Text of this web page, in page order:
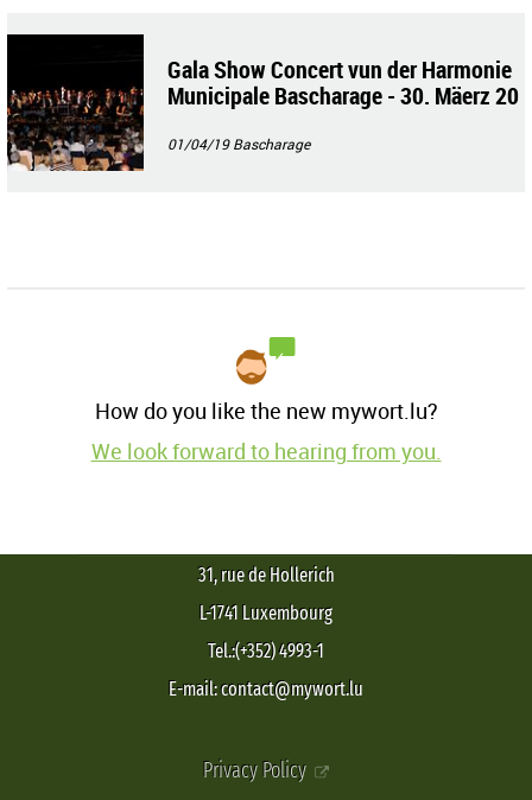
Gala Show Concert vun der Harmonie
Municipale Bascharage - 30. Mäerz 20
01/04/19Bascharage
How do you like the new mywort.lu?
We look forward to hearing from you.
31, rue de Hollerich
L-1741 Luxembourg
Tel.:(+352) 4993-1
E-mail: contact@mywort.lu
Privacy Policy